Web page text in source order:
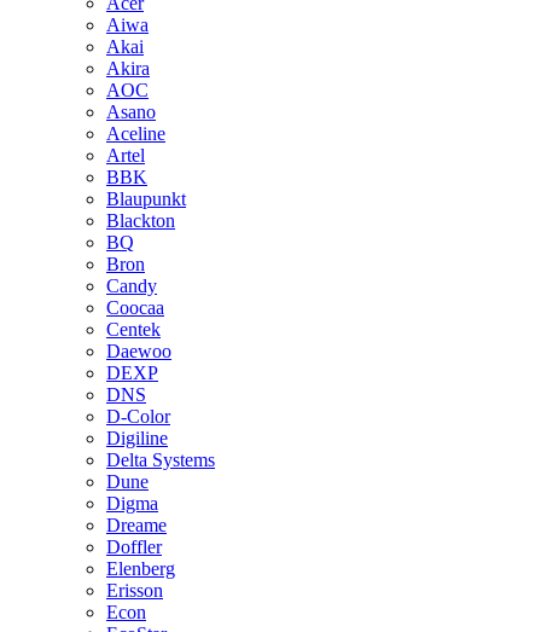
Aiwa
Akai
Akira
AOC
Asano
Aceline
Artel
BBK
Blaupunkt
Blackton
BQ
Bron
Candy
Coocaa
Centek
Daewoo
DEXP
DNS
D-Color
Digiline
Delta Systems
Dune
Digma
Dreame
Doffler
Elenberg
Erisson
Econ